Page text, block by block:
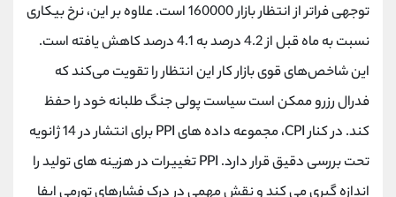
توجهی فراتر از انتظار بازار 160000 است. علاوه بر این، نرخ بیکاری
نسبت به ماه قبل از 4.2 درصد به 4.1 درصد کاهش یافته است.
این شاخص‌های قوی بازار کار این انتظار را تقویت می‌کند که
فدرال رزرو ممکن است سیاست پولی جنگ طلبانه خود را حفظ
کند. در کنار CPI، مجموعه داده های PPI برای انتشار در 14 ژانویه
تحت بررسی دقیق قرار دارد. PPI تغییرات در هزینه های تولید را